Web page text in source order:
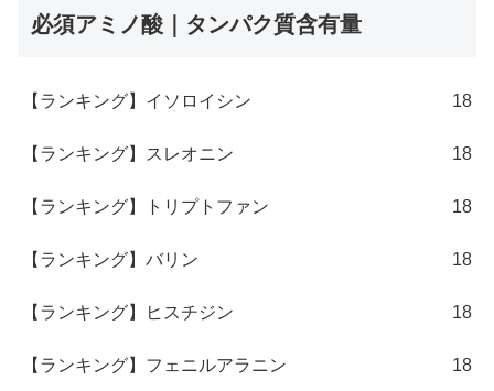
必須アミノ酸｜タンパク質含有量
【ランキング】イソロイシン 18
【ランキング】スレオニン 18
【ランキング】トリプトファン 18
【ランキング】バリン 18
【ランキング】ヒスチジン 18
【ランキング】フェニルアラニン 18